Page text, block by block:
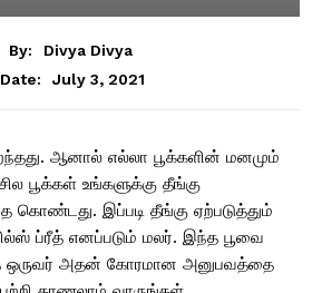
By:
Divya Divya
Date:
July 3, 2021
ஆனால் எல்லா பூக்களின் மனமும்
பூக்கள் உங்களுக்கு தீங்கு
இப்படி தீங்கு ஏற்படுத்தும்
ப்ரீத் எனப்படும் மலர். இந்த பூவை
ஒருவர் அதன் கோரமான அனுபவத்தை